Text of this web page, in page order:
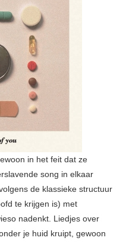
in het feit dat ze
song in elkaar
de klassieke structuur
te krijgen is) met
nadenkt. Liedjes over
je huid kruipt, gewoon